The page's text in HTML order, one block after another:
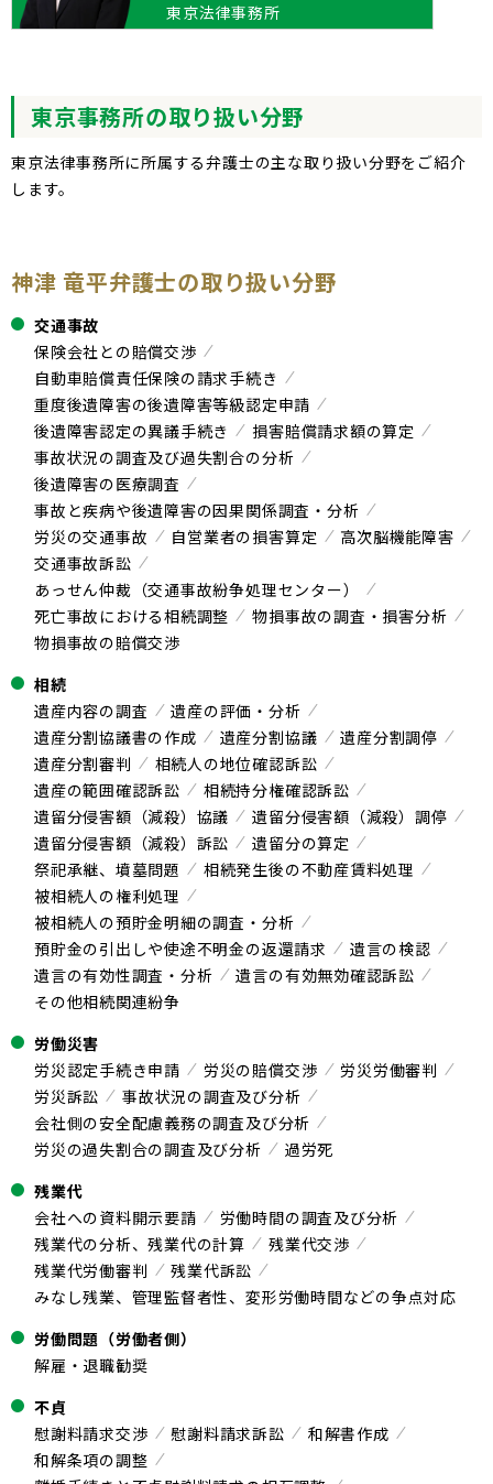
東京法律事務所
東京事務所の取り扱い分野
東京法律事務所に所属する弁護士の主な取り扱い分野をご紹介
します。
神津 竜平弁護士の取り扱い分野
交通事故
保険会社との賠償交渉
自動車賠償責任保険の請求手続き
重度後遺障害の後遺障害等級認定申請
後遺障害認定の異議手続き
損害賠償請求額の算定
事故状況の調査及び過失割合の分析
後遺障害の医療調査
事故と疾病や後遺障害の因果関係調査・分析
労災の交通事故
自営業者の損害算定
高次脳機能障害
交通事故訴訟
あっせん仲裁（交通事故紛争処理センター）
死亡事故における相続調整
物損事故の調査・損害分析
物損事故の賠償交渉
相続
遺産内容の調査
遺産の評価・分析
遺産分割協議書の作成
遺産分割協議
遺産分割調停
遺産分割審判
相続人の地位確認訴訟
遺産の範囲確認訴訟
相続持分権確認訴訟
遺留分侵害額（減殺）協議
遺留分侵害額（減殺）調停
遺留分侵害額（減殺）訴訟
遺留分の算定
祭祀承継、墳墓問題
相続発生後の不動産賃料処理
被相続人の権利処理
被相続人の預貯金明細の調査・分析
預貯金の引出しや使途不明金の返還請求
遺言の検認
遺言の有効性調査・分析
遺言の有効無効確認訴訟
その他相続関連紛争
労働災害
労災認定手続き申請
労災の賠償交渉
労災労働審判
労災訴訟
事故状況の調査及び分析
会社側の安全配慮義務の調査及び分析
労災の過失割合の調査及び分析
過労死
残業代
会社への資料開示要請
労働時間の調査及び分析
残業代の分析、残業代の計算
残業代交渉
残業代労働審判
残業代訴訟
みなし残業、管理監督者性、変形労働時間などの争点対応
労働問題（労働者側）
解雇・退職勧奨
不貞
慰謝料請求交渉
慰謝料請求訴訟
和解書作成
和解条項の調整